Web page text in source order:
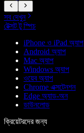
সব দেখুন
টেক্সট টু স্পিচ
iPhone ও iPad অ্যাপ
Android অ্যাপ
Mac অ্যাপ
Windows অ্যাপ
ওয়েব অ্যাপ
Chrome এক্সটেনশন
Edge অ্যাড-অন
ডাউনলোড
ক্রিয়েটরদের জন্য